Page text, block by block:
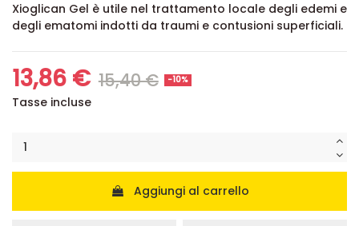
Xioglican Gel è utile nel trattamento locale degli edemi e
degli ematomi indotti da traumi e contusioni superficiali.
13,86 € 15,40 € -10%
Tasse incluse
Aggiungi al carrello